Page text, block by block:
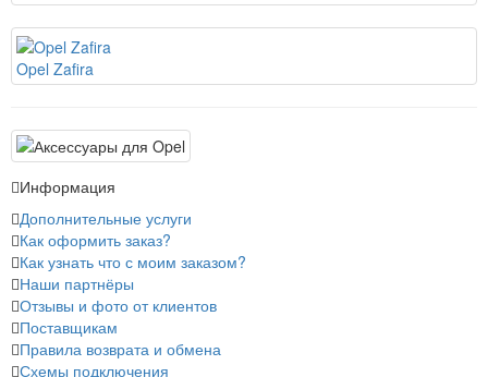
Opel Zafira
Информация
Дополнительные услуги
Как оформить заказ?
Как узнать что с моим заказом?
Наши партнёры
Отзывы и фото от клиентов
Поставщикам
Правила возврата и обмена
Схемы подключения